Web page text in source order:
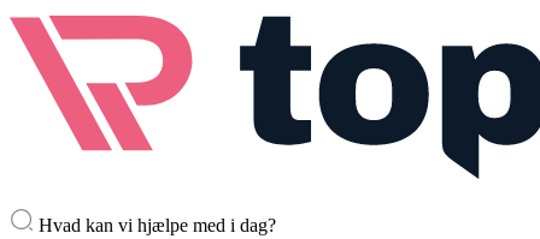
Hvad kan vi hjælpe med i dag?